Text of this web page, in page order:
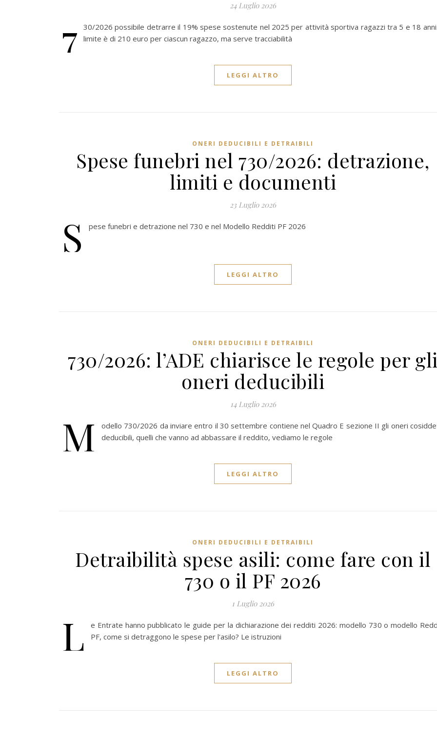
24 Luglio 2026
7
30/2026 possibile detrarre il 19% spese sostenute nel 2025 per attività sportiva ragazzi tra 5 e 18
limite è di 210 euro per ciascun ragazzo, ma serve tracciabilità
LEGGI ALTRO
ONERI DEDUCIBILI E DETRAIBILI
Spese funebri nel 730/2026: detrazione,
limiti e documenti
23 Luglio 2026
S pese funebri e detrazione nel 730 e nel Modello Redditi PF 2026
LEGGI ALTRO
ONERI DEDUCIBILI E DETRAIBILI
730/2026: l’ADE chiarisce le regole per
oneri deducibili
14 Luglio 2026
M
odello 730/2026 da inviare entro il 30 settembre contiene nel Quadro E sezione II gli oneri
deducibili, quelli che vanno ad abbassare il reddito, vediamo le regole
LEGGI ALTRO
ONERI DEDUCIBILI E DETRAIBILI
Detraibilità spese asili: come fare con il
730 o il PF 2026
1 Luglio 2026
L
e Entrate hanno pubblicato le guide per la dichiarazione dei redditi 2026: modello 730 o modello
PF, come si detraggono le spese per l'asilo? Le istruzioni
LEGGI ALTRO